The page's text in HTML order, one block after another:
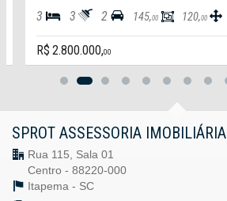
3 3 2 145,00 120,00
R$ 2.800.000,00
SPROT ASSESSORIA IMOBILIÁRIA
Rua 115, Sala 01
Centro - 88220-000
Itapema - SC